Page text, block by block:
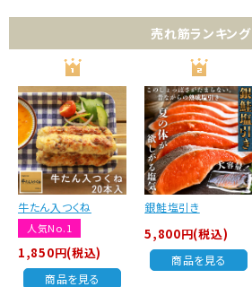
売れ筋ランキング
牛たん入つくね
人気No.1
1,850円(税込)
商品を見る
銀鮭塩引き
5,800円(税込)
商品を見る